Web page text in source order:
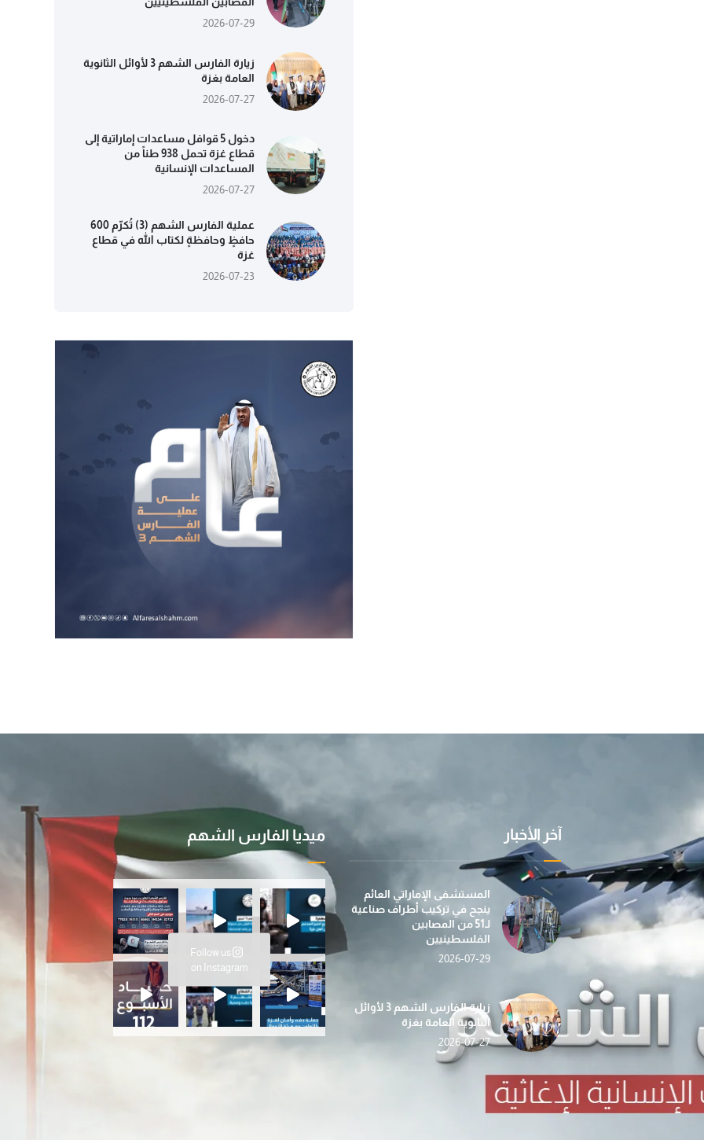
2026-07-29
زيارة الفارس الشهم 3 لأوائل الثانوية
العامة بغزة
2026-07-27
دخول 5 قوافل مساعدات إماراتية إلى
قطاع غزة تحمل 938 طناً من
المساعدات الإنسانية
2026-07-27
عملية الفارس الشهم (3) تُكرّم 600
حافظٍ وحافظةٍ لكتاب الله في قطاع
غزة
2026-07-23
آخر الأخبار
المستشفى الإماراتي العائم
ينجح في تركيب أطراف صناعية
لـ51 من المصابين
الفلسطينيين
2026-07-29
زيارة الفارس الشهم 3 لأوائل
الثانوية العامة بغزة
2026-07-27
ميديا الفارس الشهم
بمساهمة من مؤسسة صقر بن محمد القاسمي، تطلق عملية ا
عملية "الفارس الشهم 3" تسيّر إلى غزة الدفعة الأولىفي إطار جهودها الإنسانية المتواصلة…عملية الفارس ال
ضمن مبادرة “دفء ومحبة”... عملية الفارس الشهم 3، ت
حصاد الأسبوع (112) … أنشطة إغاثية ومساعدات شاملة ت
Follow us
on Instagram